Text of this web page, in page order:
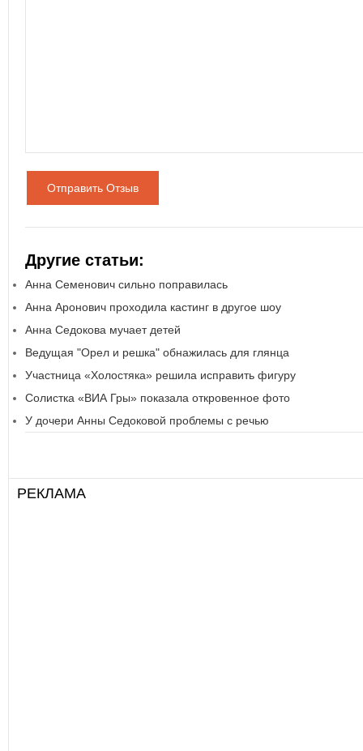
Отправить Отзыв
Другие статьи:
Анна Семенович сильно поправилась
Анна Аронович проходила кастинг в другое шоу
Анна Седокова мучает детей
Ведущая "Орел и решка" обнажилась для глянца
Участница «Холостяка» решила исправить фигуру
Солистка «ВИА Гры» показала откровенное фото
У дочери Анны Седоковой проблемы с речью
РЕКЛАМА